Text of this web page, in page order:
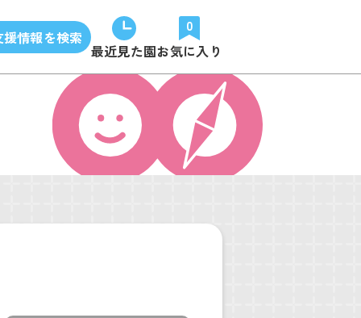
情報を検索
最近見た園
0
お気に入り